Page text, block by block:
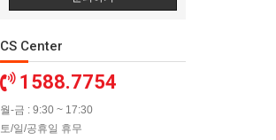
CS Center
1588.7754
월-금 : 9:30 ~ 17:30
토/일/공휴일 휴무